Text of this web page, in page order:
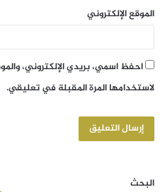
الموقع الإلكتروني
احفظ اسمي، بريدي الإلكتروني،
لاستخدامها المرة المقبلة في تعليقي.
البحث